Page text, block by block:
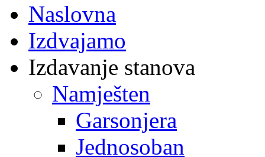
Naslovna
Izdvajamo
Izdavanje stanova
Namješten
Garsonjera
Jednosoban